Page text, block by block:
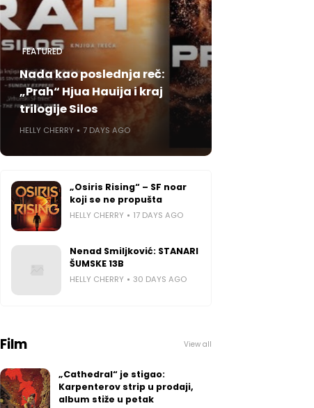
FEATURED
Nada kao poslednja reč:
„Prah“ Hjua Hauija i kraj
trilogije Silos
HELLY CHERRY 7 DAYS AGO
„Osiris Rising“ – SF noar
koji se ne propušta
HELLY CHERRY 17 DAYS AGO
Nenad Smiljković: STANARI
ŠUMSKE 13B
HELLY CHERRY 30 DAYS AGO
Film View all
„Cathedral“ je stigao:
Karpenterov strip u prodaji,
album stiže u petak